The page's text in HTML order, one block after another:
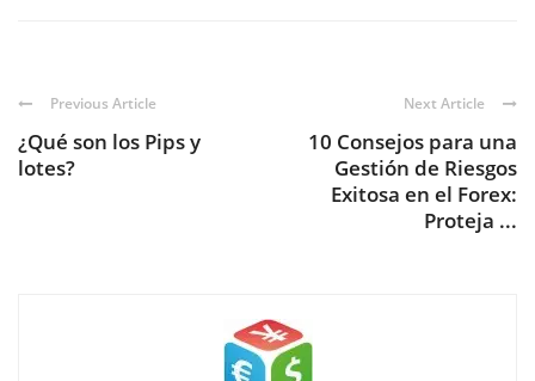
Previous Article
¿Qué son los Pips y
lotes?
Next Article
10 Consejos para una
Gestión de Riesgos
Exitosa en el Forex:
Proteja ...